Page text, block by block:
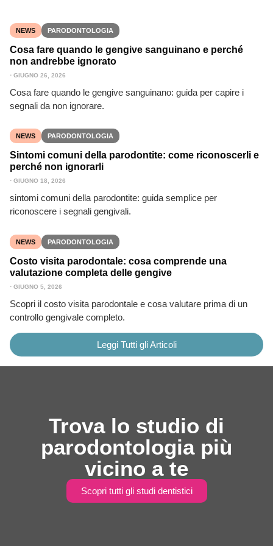
NEWS PARODONTOLOGIA
Cosa fare quando le gengive sanguinano e perché
non andrebbe ignorato
⋅ GIUGNO 26, 2026
Cosa fare quando le gengive sanguinano: guida per capire i
segnali da non ignorare.
NEWS PARODONTOLOGIA
Sintomi comuni della parodontite: come riconoscerli e
perché non ignorarli
⋅ GIUGNO 18, 2026
sintomi comuni della parodontite: guida semplice per
riconoscere i segnali gengivali.
NEWS PARODONTOLOGIA
Costo visita parodontale: cosa comprende una
valutazione completa delle gengive
⋅ GIUGNO 5, 2026
Scopri il costo visita parodontale e cosa valutare prima di un
controllo gengivale completo.
Leggi Tutti gli Articoli
Trova lo studio di
parodontologia più
vicino a te
Scopri tutti gli studi dentistici